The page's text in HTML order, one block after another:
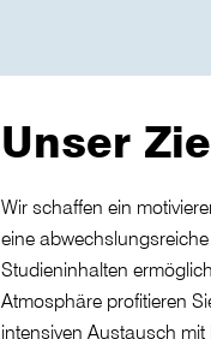
Unser
Wir schaffen ein
eine
Studieninhalten
Atmosphäre profitieren
intensiven Austausch